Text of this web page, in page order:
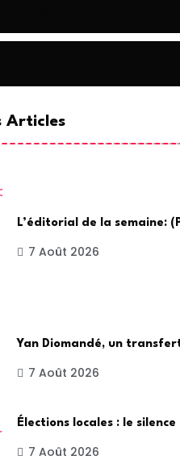
Articles
L’éditorial de la semaine:
7 Août 2026
Yan Diomandé, un
7 Août 2026
Élections locales : le silence
7 Août 2026